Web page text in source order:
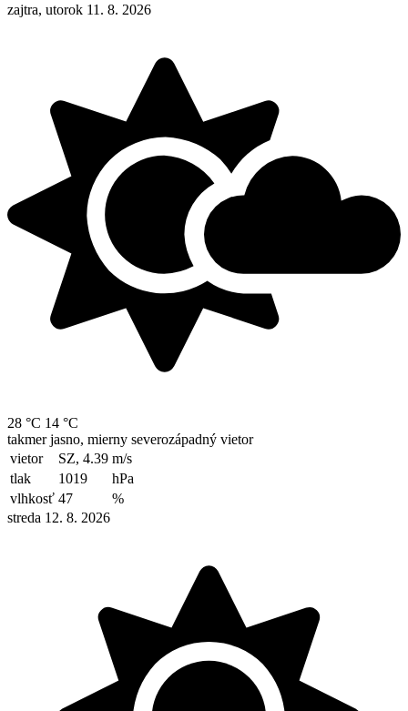
zajtra, utorok 11. 8. 2026
28 °C 14 °C
takmer jasno, mierny severozápadný vietor
vietor
SZ, 4.39 m/s
tlak
1019
hPa
vlhkosť 47
%
streda 12. 8. 2026